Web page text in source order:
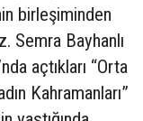
birleşiminden
Semra Bayhanlı
açtıkları “Orta
Kahramanları”